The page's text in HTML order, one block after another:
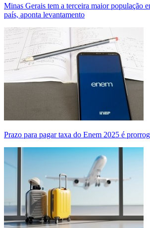
Minas Gerais tem a terceira maior população
país, aponta levantamento
Prazo para pagar taxa do Enem 2025 é